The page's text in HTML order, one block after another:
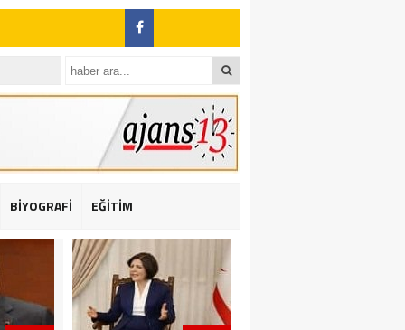
2 yaralı
BİYOGRAFİ EĞİTİM